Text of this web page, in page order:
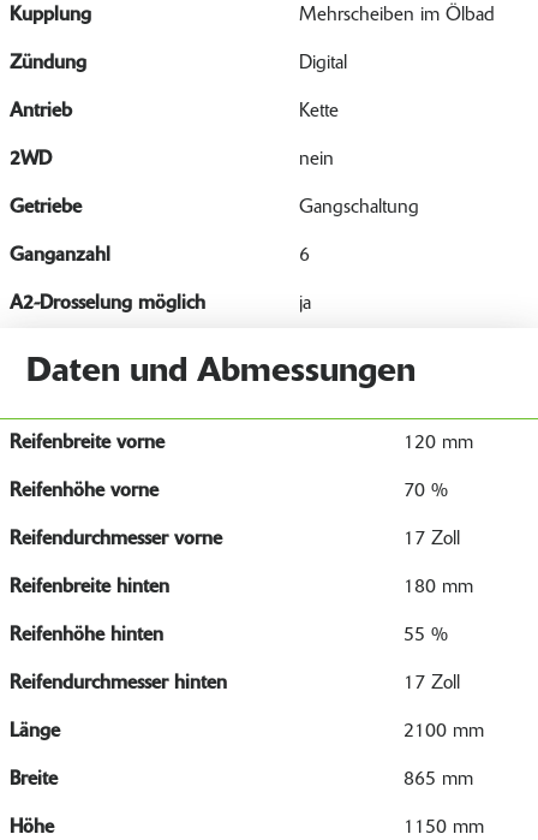
Kupplung Mehrscheiben im Ölbad
Zündung Digital
Antrieb Kette
2WD nein
Getriebe Gangschaltung
Ganganzahl 6
A2-Drosselung möglich ja
Daten und Abmessungen
Reifenbreite vorne 120 mm
Reifenhöhe vorne 70 %
Reifendurchmesser vorne 17 Zoll
Reifenbreite hinten 180 mm
Reifenhöhe hinten 55 %
Reifendurchmesser hinten 17 Zoll
Länge 2100 mm
Breite 865 mm
Höhe 1150 mm